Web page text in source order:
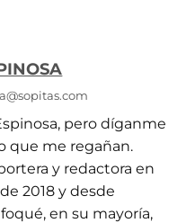
pero díganme
que me regañan.
y redactora en
2018 y desde
en su mayoría,